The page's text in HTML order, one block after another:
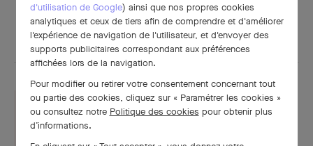
POUR APPROFONDIR
d'utilisation de Google) ainsi que nos propres cookies
analytiques et ceux de tiers afin de comprendre et d'améliorer
l'expérience de navigation de l'utilisateur, et d'envoyer des
supports publicitaires correspondant aux préférences
affichées lors de la navigation.
Pour modifier ou retirer votre consentement concernant tout
ou partie des cookies, cliquez sur « Paramétrer les cookies »
ou consultez notre Politique des cookies pour obtenir plus
d’informations.